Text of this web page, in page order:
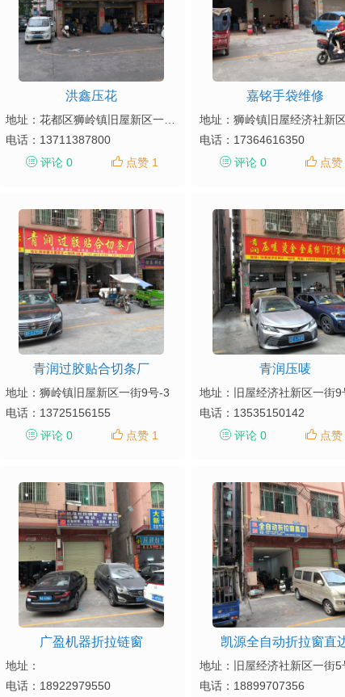
洪鑫压花
电话： 13711387800
评论 0
点赞 1
嘉铭手袋维修
电话： 17364616350
评论 0
点赞
青润过胶贴合切条厂
地址：狮岭镇旧屋新区一街9号-3
电话： 13725156155
评论 0
点赞 1
青润压唛
地址：旧屋经济社新区一街9
电话： 13535150142
评论 0
点赞
广盈机器折拉链窗
地址：
电话： 18922979550
凯源全自动折拉窗直
地址：旧屋经济社新区一街5
电话： 18899707356